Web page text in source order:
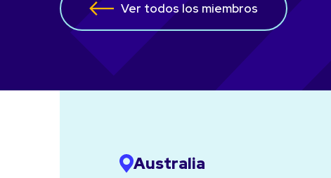
Ver todos los miembros
Australia